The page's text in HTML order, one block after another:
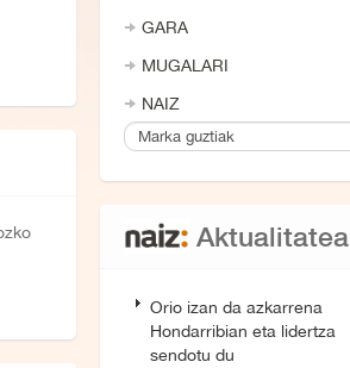
GARA
MUGALARI
NAIZ
Aktualitatea
Orio izan da azkarrena
Hondarribian eta lidertza
sendotu du